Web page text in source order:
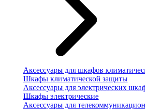
Аксессуары для шкафов
Шкафы климатической защиты
Аксессуары для электрических
Шкафы электрические
Аксессуары для